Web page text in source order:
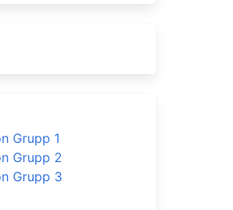
Grupp 1
Grupp 2
Grupp 3